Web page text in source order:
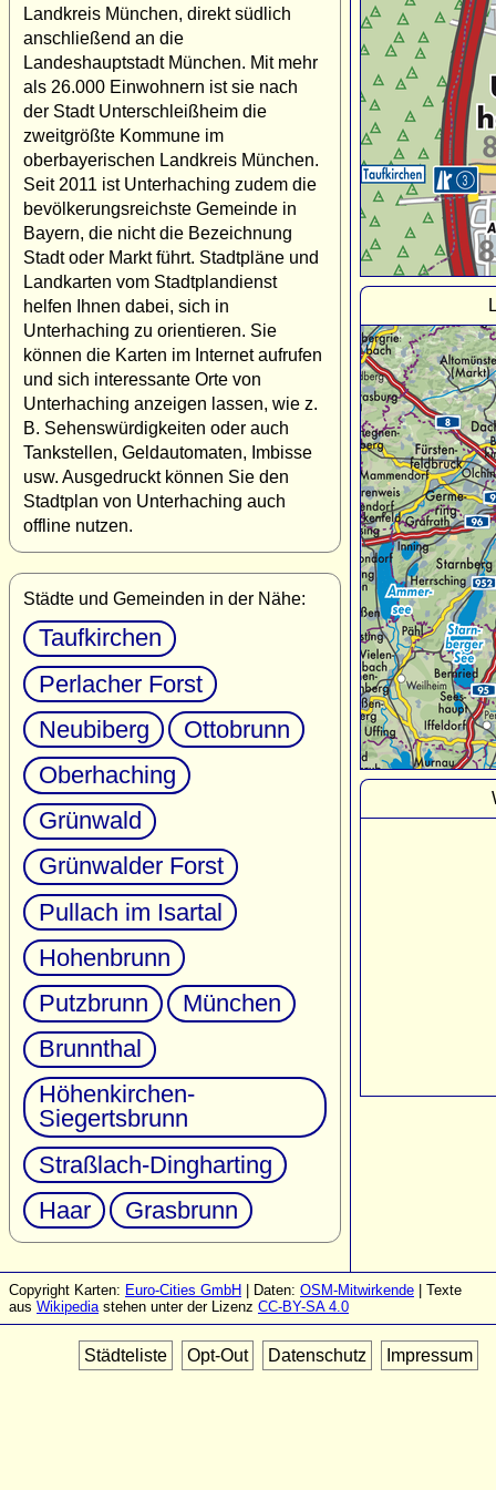
Landkreis München, direkt südlich
anschließend an die
Landeshauptstadt München. Mit mehr
als 26.000 Einwohnern ist sie nach
der Stadt Unterschleißheim die
zweitgrößte Kommune im
oberbayerischen Landkreis München.
Seit 2011 ist Unterhaching zudem die
bevölkerungsreichste Gemeinde in
Bayern, die nicht die Bezeichnung
Stadt oder Markt führt. Stadtpläne und
Landkarten vom Stadtplandienst
helfen Ihnen dabei, sich in
Unterhaching zu orientieren. Sie
können die Karten im Internet aufrufen
und sich interessante Orte von
Unterhaching anzeigen lassen, wie z.
B. Sehenswürdigkeiten oder auch
Tankstellen, Geldautomaten, Imbisse
usw. Ausgedruckt können Sie den
Stadtplan von Unterhaching auch
offline nutzen.
Städte und Gemeinden in der Nähe:
Taufkirchen
Perlacher Forst
Neubiberg
Ottobrunn
Oberhaching
Grünwald
Grünwalder Forst
Pullach im Isartal
Hohenbrunn
Putzbrunn
München
Brunnthal
Höhenkirchen-
Siegertsbrunn
Straßlach-Dingharting
Haar
Grasbrunn
Copyright Karten: Euro-Cities GmbH | Daten: OSM-Mitwirkende | Texte
aus Wikipediastehen unter der Lizenz CC-BY-SA 4.0
Städteliste Opt-Out Datenschutz Impressum